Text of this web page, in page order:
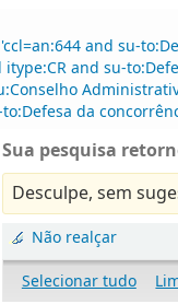
and su-
itype:CR and su-
da
Sua pesquisa
Desculpe, sem
Não realçar
Selecionar tudo